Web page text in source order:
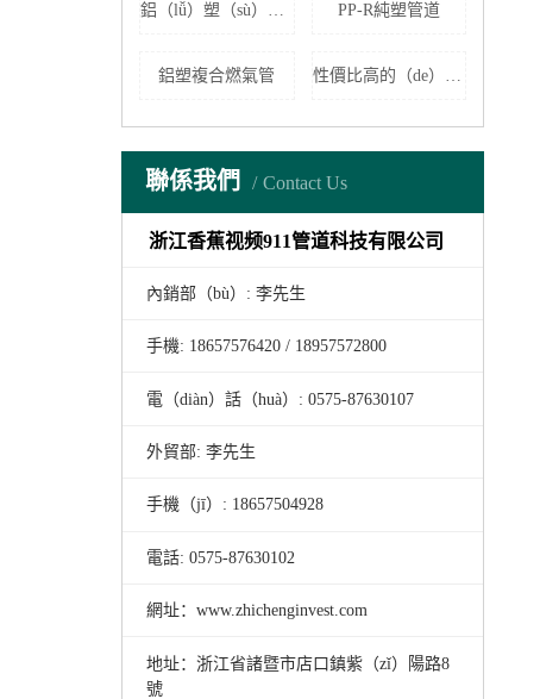
鋁（lǚ）塑（sù）複合（hé）管（guǎn）價格 PP-R純塑管道
鋁塑複合燃氣管 性價比高的（de）地暖管
聯係我們 Contact Us
浙江香蕉视频911管道科技有限公司
內銷部（bù）: 李先生
手機: 18657576420 / 18957572800
電（diàn）話（huà）: 0575-87630107
外貿部: 李先生
手機（jī）: 18657504928
電話: 0575-87630102
網址： www.zhichenginvest.com
地址： 浙江省諸暨市店口鎮紫（zǐ）陽路8
號